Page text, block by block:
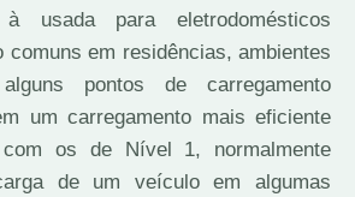
usada para eletrodomésticos
comuns em residências, ambientes
pontos de carregamento
um carregamento mais eficiente
com os de Nível 1, normalmente
de um veículo em algumas